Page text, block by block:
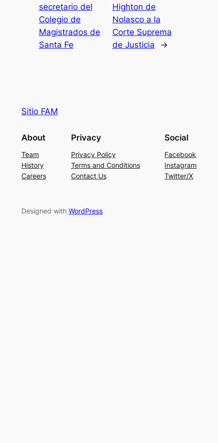
secretario del
Colegio de
Magistrados de
Santa Fe
Highton de
Nolasco a la
Corte Suprema
de Justicia
→
Sitio FAM
About
Team
History
Careers
Privacy
Privacy Policy
Terms and Conditions
Contact Us
Social
Facebook
Instagram
Twitter/X
Designed with WordPress